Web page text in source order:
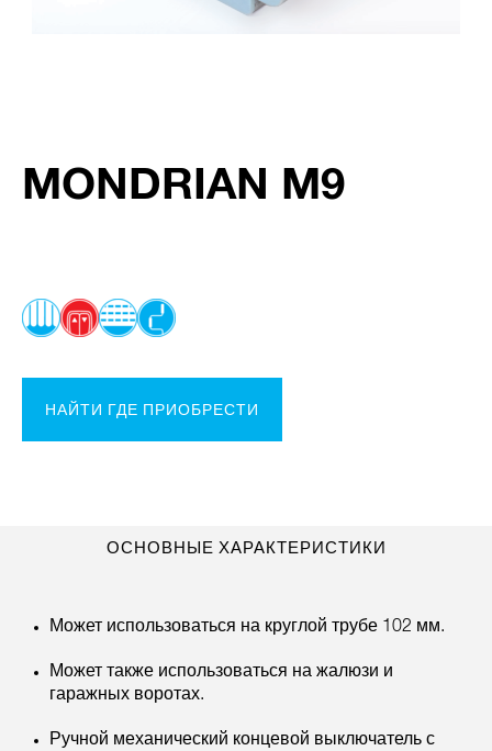
MONDRIAN M9
НАЙТИ ГДЕ ПРИОБРЕСТИ
ОСНОВНЫЕ ХАРАКТЕРИСТИКИ
Может использоваться на круглой трубе 102 мм.
Может также использоваться на жалюзи и
гаражных воротах.
Ручной механический концевой выключатель с